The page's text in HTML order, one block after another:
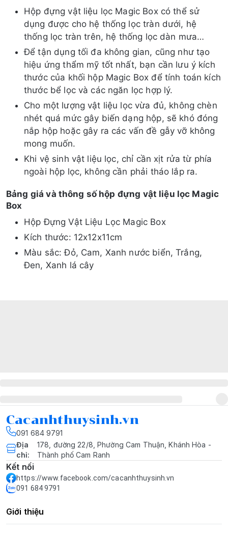
Hộp đựng vật liệu lọc Magic Box có thể sử
dụng được cho hệ thống lọc tràn dưới, hệ
thống lọc tràn trên, hệ thống lọc dàn mưa…
Để tận dụng tối đa không gian, cũng như tạo
hiệu ứng thẩm mỹ tốt nhất, bạn cần lưu ý kích
thước của khối hộp Magic Box để tính toán kích
thước bể lọc và các ngăn lọc hợp lý.
Cho một lượng vật liệu lọc vừa đủ, không chèn
nhét quá mức gây biến dạng hộp, sẽ khó đóng
nắp hộp hoặc gây ra các vấn đề gẫy vỡ không
mong muốn.
Khi vệ sinh vật liệu lọc, chỉ cần xịt rửa từ phía
ngoài hộp lọc, không cần phải tháo lắp ra.
Bảng giá và thông số hộp đựng vật liệu lọc Magic
Box
Hộp Đựng Vật Liệu Lọc Magic Box
Kích thước: 12x12x11cm
Màu sắc: Đỏ, Cam, Xanh nước biển, Trắng,
Đen, Xanh lá cây
Cacanhthuysinh.vn
091 684 9791
Địa
chỉ:
178, đường 22/8, Phường Cam Thuận, Khánh Hòa -
Thành phố Cam Ranh
Kết nối
https://www.facebook.com/cacanhthuysinh.vn
091 684 9791
Giới thiệu